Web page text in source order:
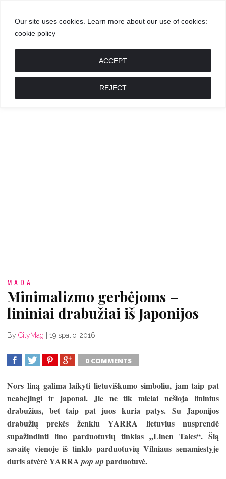
Our site uses cookies. Learn more about our use of cookies:
cookie policy
REJECT
ACCEPT
GROŽIS
MADA
MADA
Minimalizmo gerbėjoms –
lininiai drabužiai iš Japonijos
By CityMag 19 spalio, 2016
0 COMMENTS
Nors liną galima laikyti lietuviškumo simboliu, jam taip pat
neabejingi ir japonai. Jie ne tik mielai nešioja lininius
drabužius, bet taip pat juos kuria patys. Su Japonijos
drabužių prekės ženklu YARRA lietuvius nusprendė
supažindinti lino parduotuvių tinklas „Linen Tales“. Šią
savaitę vienoje iš tinklo parduotuvių Vilniaus senamiestyje
duris atvėrėYARRApop up parduotuvė.